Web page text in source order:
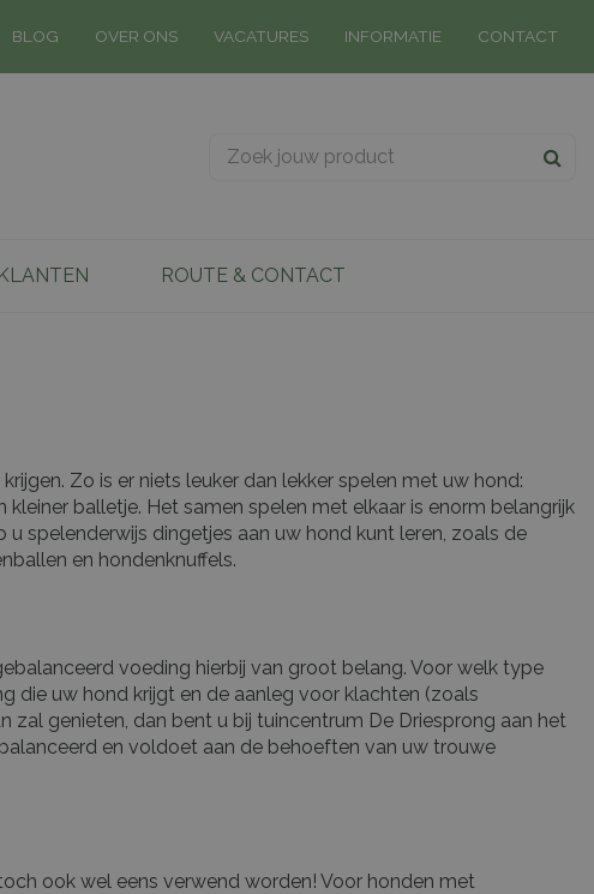
BLOG OVER ONS VACATURES INFORMATIE CONTACT
ROUTE & CONTACT
Zo is er niets leuker dan lekker spelen met uw hond:
balletje. Het samen spelen met elkaar is enorm belangrijk
spelenderwijs dingetjes aan uw hond kunt leren, zoals de
en hondenknuffels.
voeding hierbij van groot belang. Voor welk type
die uw hond krijgt en de aanleg voor klachten (zoals
zal genieten, dan bent u bij tuincentrum De Driesprong aan het
en voldoet aan de behoeften van uw trouwe
ook wel eens verwend worden! Voor honden met